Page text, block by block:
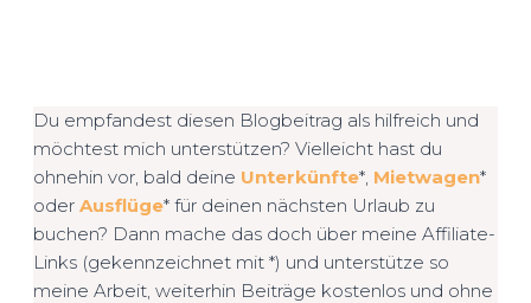
Du empfandest diesen Blogbeitrag als hilfreich und
möchtest mich unterstützen? Vielleicht hast du
ohnehin vor, bald deine Unterkünfte*, Mietwagen*
oder Ausflüge* für deinen nächsten Urlaub zu
buchen? Dann mache das doch über meine Affiliate-
Links (gekennzeichnet mit *) und unterstütze so
meine Arbeit, weiterhin Beiträge kostenlos und ohne